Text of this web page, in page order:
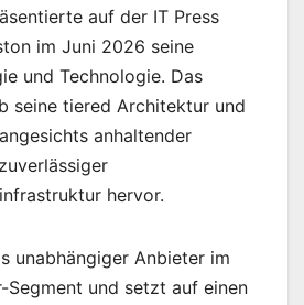
auf der IT Press
im Juni 2026 seine
und Technologie. Das
seine tiered Architektur und
anhaltender
hervor.
unabhängiger Anbieter im
Segment und setzt auf einen